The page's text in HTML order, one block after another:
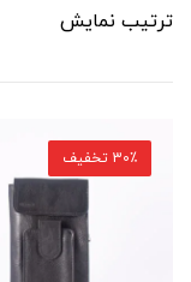
ترتیب نمایش
30٪ تخفیف